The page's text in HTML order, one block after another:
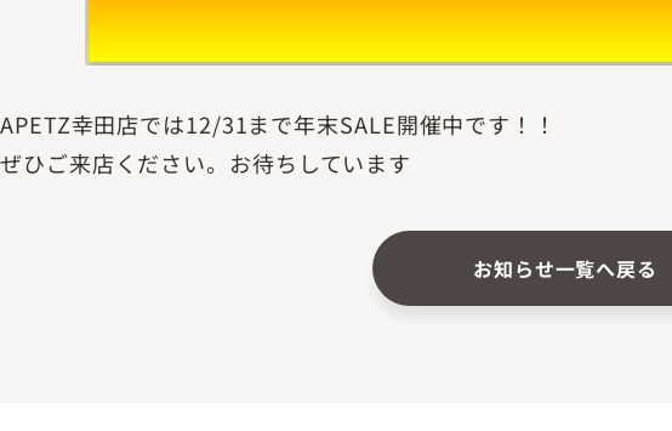
APETZ幸田店では12/31まで年末SALE開催中です！！
ぜひご来店ください。お待ちしています
お知らせ一覧へ戻る